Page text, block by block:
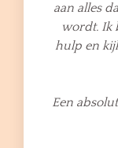
aan alles
wordt. Ik
hulp en
Een